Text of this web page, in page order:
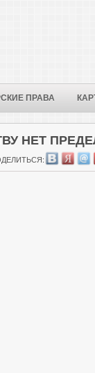
ПРАВА
НЕТ